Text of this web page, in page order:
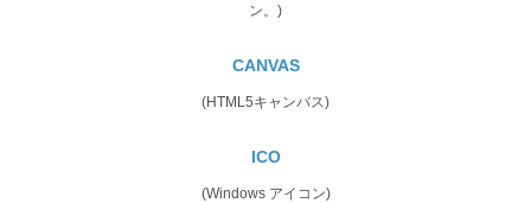
ン。)
CANVAS
(HTML5キャンバス)
ICO
(Windows アイコン)